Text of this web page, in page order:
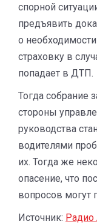
спорной
предъявить
о
страховку в
попадает в ДТП.
Тогда собрание
стороны
руководства
водителями
их. Тогда же
опасение, что
вопросов могут
Источник: Радио